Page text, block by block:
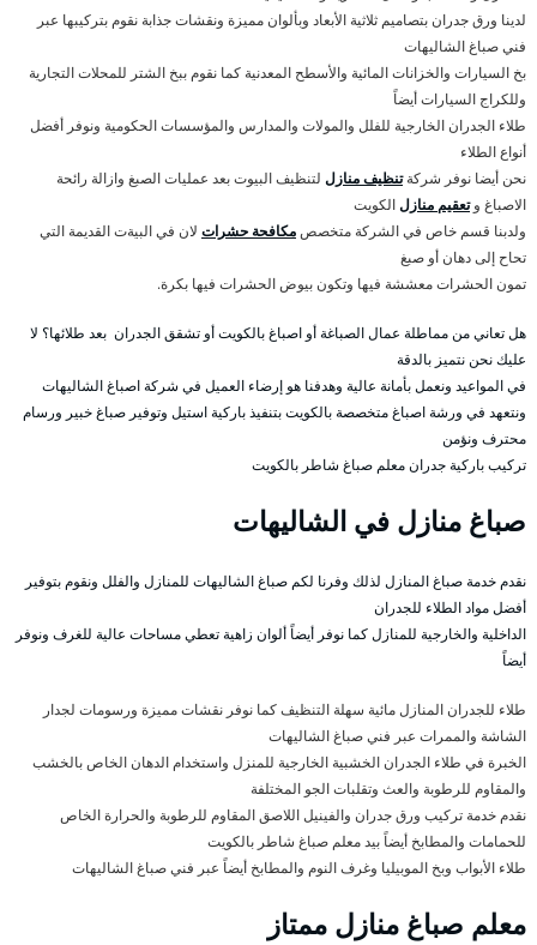
لدينا ورق جدران بتصاميم ثلاثية الأبعاد وبألوان مميزة ونقشات جذابة نقوم بتركيبها عبر
فني صباغ الشاليهات
بخ السيارات والخزانات المائية والأسطح المعدنية كما نقوم ببخ الشتر للمحلات التجارية
وللكراج السيارات أيضاً
طلاء الجدران الخارجية للفلل والمولات والمدارس والمؤسسات الحكومية ونوفر أفضل
أنواع الطلاء
نحن أيضا نوفر شركةتنظيف منازل لتنظيف البيوت بعد عمليات الصبغ وازالة رائحة
الاصباغ وتعقيم منازلالكويت
ولدبنا قسم خاص في الشركة متخصصمكافحة حشرات لان في البيةت القديمة التي
تحاح إلى دهان أو صبغ
تمون الحشرات معششة فيها وتكون بيوض الحشرات فيها بكرة.
هل تعاني من مماطلة عمال الصباغة أو اصباغ بالكويت أو تشقق الجدران بعد طلائها؟ لا
عليك نحن نتميز بالدقة
في المواعيد ونعمل بأمانة عالية وهدفنا هو إرضاء العميل في شركة اصباغ الشاليهات
ونتعهد في ورشة اصباغ متخصصة بالكويت بتنفيذ باركية استيل وتوفير صباغ خبير ورسام
محترف ونؤمن
تركيب باركية جدران معلم صباغ شاطر بالكويت
صباغ منازل في الشاليهات
نقدم خدمة صباغ المنازل لذلك وفرنا لكم صباغ الشاليهات للمنازل والفلل ونقوم بتوفير
أفضل مواد الطلاء للجدران
الداخلية والخارجية للمنازل كما نوفر أيضاً ألوان زاهية تعطي مساحات عالية للغرف ونوفر
أيضاً
طلاء للجدران المنازل مائية سهلة التنظيف كما نوفر نقشات مميزة ورسومات لجدار
الشاشة والممرات عبر فني صباغ الشاليهات
الخبرة في طلاء الجدران الخشبية الخارجية للمنزل واستخدام الدهان الخاص بالخشب
والمقاوم للرطوبة والعث وتقلبات الجو المختلفة
نقدم خدمة تركيب ورق جدران والفينيل اللاصق المقاوم للرطوبة والحرارة الخاص
للحمامات والمطابخ أيضاً بيد معلم صباغ شاطر بالكويت
طلاء الأبواب وبخ الموبيليا وغرف النوم والمطابخ أيضاً عبر فني صباغ الشاليهات
معلم صباغ منازل ممتاز